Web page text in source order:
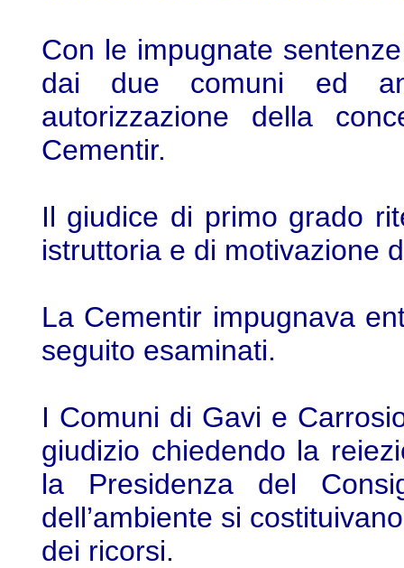
Con le impugnate
dai due comuni ed
autorizzazione della
Cementir.
Il giudice di primo grado
istruttoria e di motivazione
La Cementir impugnava
seguito esaminati.
I Comuni di Gavi e
giudizio chiedendo la
la Presidenza del
dell’ambiente si
dei ricorsi.